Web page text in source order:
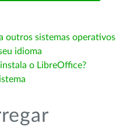
outros sistemas operativos
idioma
o LibreOffice?